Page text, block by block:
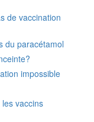
de vaccination
du paracétamol
impossible
vaccins